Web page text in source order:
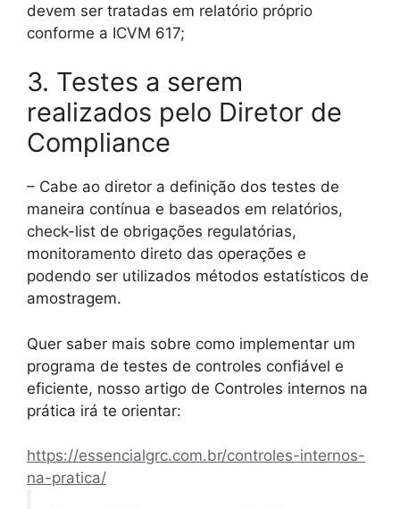
devem ser tratadas em relatório próprio
conforme a ICVM 617;
3. Testes a serem
realizados pelo Diretor de
Compliance
– Cabe ao diretor a definição dos testes de
maneira contínua e baseados em relatórios,
check-list de obrigações regulatórias,
monitoramento direto das operações e
podendo ser utilizados métodos estatísticos de
amostragem.
Quer saber mais sobre como implementar um
programa de testes de controles confiável e
eficiente, nosso artigo de Controles internos na
prática irá te orientar:
https://essencialgrc.com.br/controles-internos-
na-pratica/: